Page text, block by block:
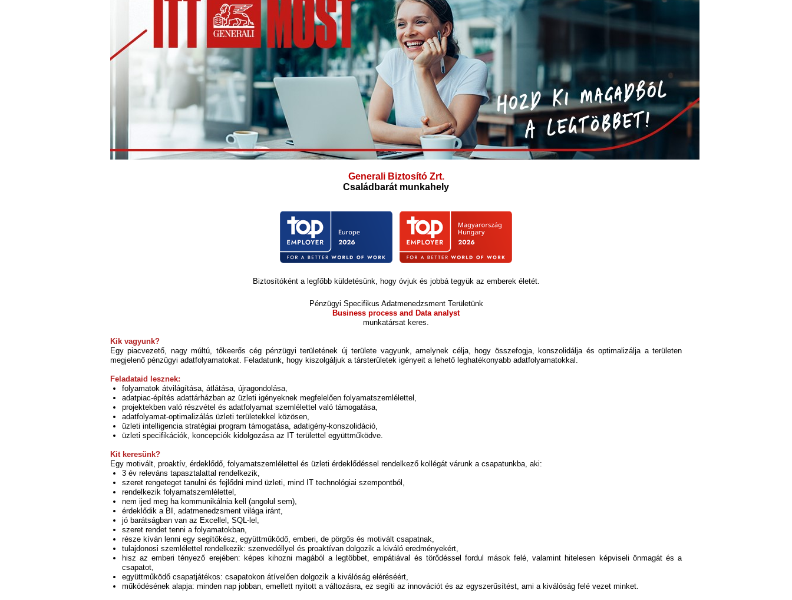
Generali Biztosító Zrt.
Családbarát munkahely
Biztosítóként a legfőbb küldetésünk, hogy óvjuk és jobbá tegyük az emberek életét.
Pénzügyi Specifikus Adatmenedzsment Területünk
Business process and Data analyst
munkatársat keres.
Kik vagyunk?
Egy piacvezető, nagy múltú, tőkeerős cég pénzügyi területének új területe vagyunk, amelynek célja, hogy összefogja, konszolidálja és optimalizálja a területen
megjelenő pénzügyi adatfolyamatokat. Feladatunk, hogy kiszolgáljuk a társterületek igényeit a lehető leghatékonyabb adatfolyamatokkal.
Feladataid lesznek:
folyamatok átvilágítása, átlátása, újragondolása,
adatpiac-építés adattárházban az üzleti igényeknek megfelelően folyamatszemlélettel,
projektekben való részvétel és adatfolyamat szemlélettel való támogatása,
adatfolyamat-optimalizálás üzleti területekkel közösen,
üzleti intelligencia stratégiai program támogatása, adatigény-konszolidáció,
üzleti specifikációk, koncepciók kidolgozása az IT területtel együttműködve.
Kit keresünk?
Egy motivált, proaktív, érdeklődő, folyamatszemlélettel és üzleti érdeklődéssel rendelkező kollégát várunk a csapatunkba, aki:
3 év releváns tapasztalattal rendelkezik,
szeret rengeteget tanulni és fejlődni mind üzleti, mind IT technológiai szempontból,
rendelkezik folyamatszemlélettel,
nem ijed meg ha kommunikálnia kell (angolul sem),
érdeklődik a BI, adatmenedzsment világa iránt,
jó barátságban van az Excellel, SQL-lel,
szeret rendet tenni a folyamatokban,
része kíván lenni egy segítőkész, együttműködő, emberi, de pörgős és motivált csapatnak,
tulajdonosi szemlélettel rendelkezik: szenvedéllyel és proaktívan dolgozik a kiváló eredményekért,
hisz az emberi tényező erejében: képes kihozni magából a legtöbbet, empátiával és törődéssel fordul mások felé, valamint hitelesen képviseli önmagát és a
csapatot,
együttműködő csapatjátékos: csapatokon átívelően dolgozik a kiválóság eléréséért,
működésének alapja: minden nap jobban, emellett nyitott a változásra, ez segíti az innovációt és az egyszerűsítést, ami a kiválóság felé vezet minket.